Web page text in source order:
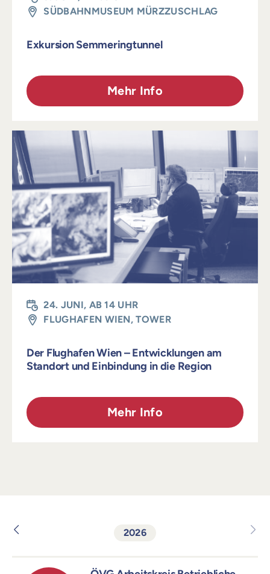
SÜDBAHNMUSEUM MÜRZZUSCHLAG
Exkursion Semmeringtunnel
Mehr Info
24. JUNI, AB 14 UHR
FLUGHAFEN WIEN, TOWER
Der Flughafen Wien – Entwicklungen am
Standort und Einbindung in die Region
Mehr Info
2026